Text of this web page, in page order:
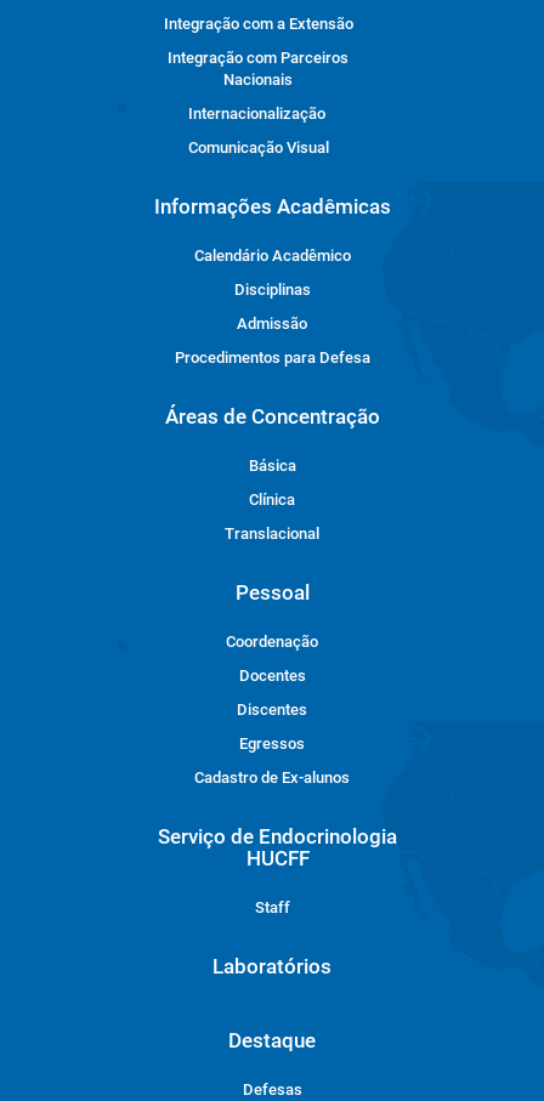
Integração com a Extensão
Integração com Parceiros
Nacionais
Internacionalização
Comunicação Visual
Informações Acadêmicas
Calendário Acadêmico
Disciplinas
Admissão
Procedimentos para Defesa
Áreas de Concentração
Básica
Clínica
Translacional
Pessoal
Coordenação
Docentes
Discentes
Egressos
Cadastro de Ex-alunos
Serviço de Endocrinologia
HUCFF
Staff
Laboratórios
Destaque
Defesas